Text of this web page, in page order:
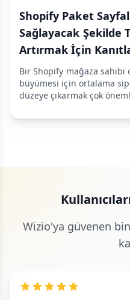
Shopify Paket
Sağlayacak Şekilde
Artırmak İçin
Bir Shopify mağaza
büyümesi için ortalama
düzeye çıkarmak çok
Wizio'ya güvenen